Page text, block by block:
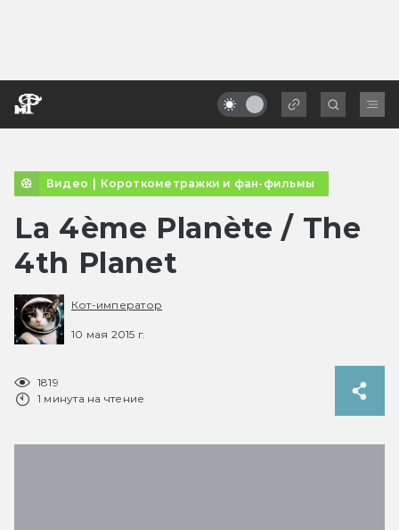
Видео | Короткометражки и фан-фильмы
La 4ème Planète / The
4th Planet
Кот-император
10 мая 2015 г.
1819
1 минута на чтение